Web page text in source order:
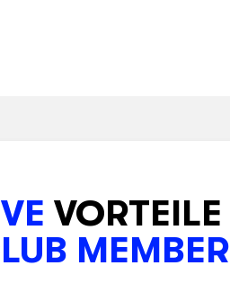
VORTEILE
MEMBER